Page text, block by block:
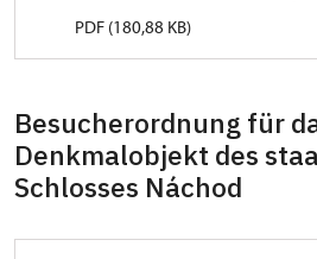
PDF (180,88 KB)
Besucherordnung für
Denkmalobjekt des
Schlosses Náchod